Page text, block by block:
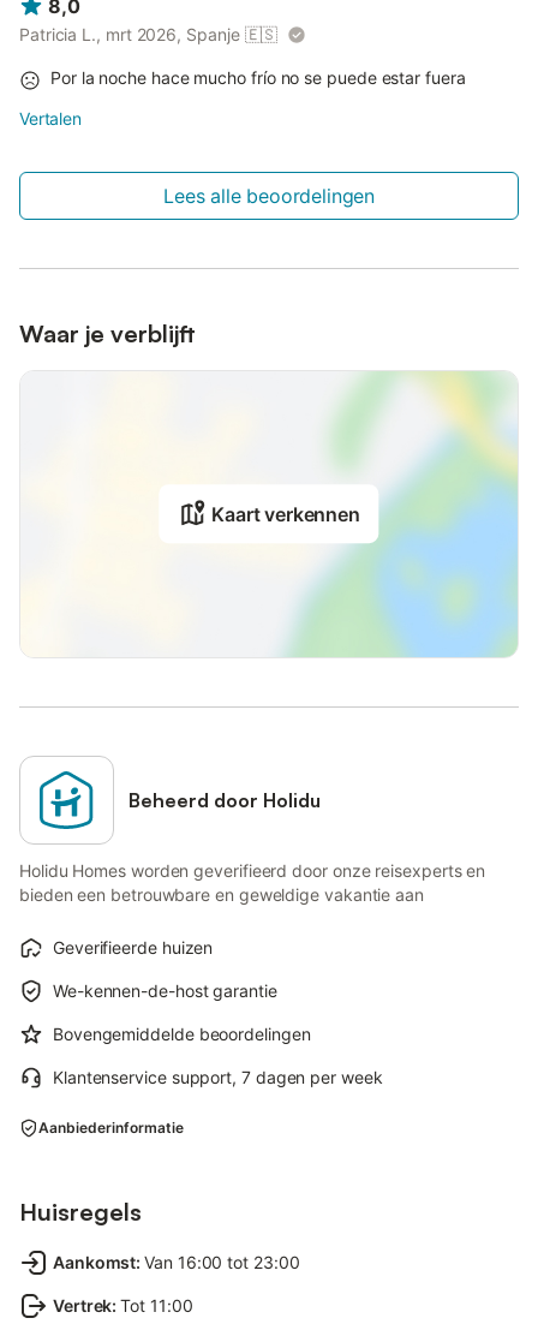
8,0
Patricia L., mrt 2026, Spanje 🇪🇸
Por la noche hace mucho frío no se puede estar fuera
Vertalen
Lees alle beoordelingen
Waar je verblijft
Kaart verkennen
Beheerd door Holidu
Holidu Homes worden geverifieerd door onze reisexperts en
bieden een betrouwbare en geweldige vakantie aan
Geverifieerde huizen
We-kennen-de-host garantie
Bovengemiddelde beoordelingen
Klantenservice support, 7 dagen per week
Aanbiederinformatie
Huisregels
Aankomst: Van 16:00 tot 23:00
Vertrek: Tot 11:00